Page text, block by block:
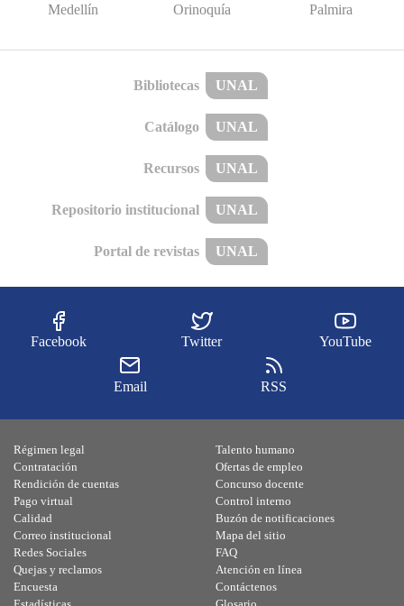
Medellín Orinoquía Palmira
Bibliotecas UNAL
Catálogo UNAL
Recursos UNAL
Repositorio institucional UNAL
Portal de revistas UNAL
Facebook Twitter YouTube
Email RSS
Régimen legal
Contratación
Rendición de cuentas
Pago virtual
Calidad
Talento humano
Ofertas de empleo
Concurso docente
Control interno
Buzón de notificaciones
Correo institucional
Redes Sociales
Quejas y reclamos
Encuesta
Mapa del sitio
FAQ
Atención en línea
Contáctenos